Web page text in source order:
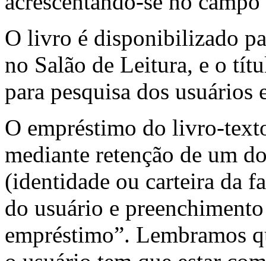
O livro é disponibilizado
no Salão de Leitura, e o
para pesquisa dos
O empréstimo do livro-
mediante retenção de um
(identidade ou carteira da
do usuário e
empréstimo”. Lembramos